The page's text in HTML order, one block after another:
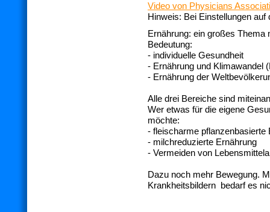
Video von Physicians
Hinweis: Bei Einstellungen
Ernährung: ein großes Thema
Bedeutung:
- individuelle Gesundheit
- Ernährung und Klimawandel
- Ernährung der
Alle drei Bereiche sind
Wer etwas für die eigene
möchte:
- fleischarme pflanzenbasierte
- milchreduzierte Ernährung
- Vermeiden von
Dazu noch mehr Bewegung.
Krankheitsbildern bedarf es